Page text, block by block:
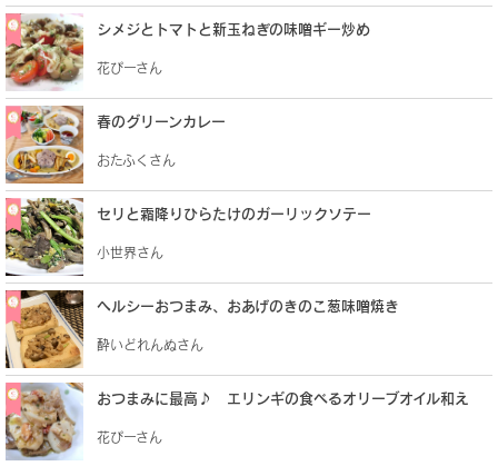
シメジとトマトと新玉ねぎの味噌ギー炒め
花ぴーさん
春のグリーンカレー
おたふくさん
セリと霜降りひらたけのガーリックソテー
小世界さん
ヘルシーおつまみ、おあげのきのこ葱味噌焼き
酔いどれんぬさん
おつまみに最高♪ エリンギの食べるオリーブオイル和え
花ぴーさん